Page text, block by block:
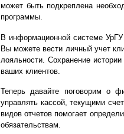
может быть подкреплена
программы.
В информационной системе УрГУ
Вы можете вести личный учет
лояльности. Сохранение
ваших клиентов.
Теперь давайте поговорим о
управлять кассой, текущими
видов отчетов помогает
обязательствам.